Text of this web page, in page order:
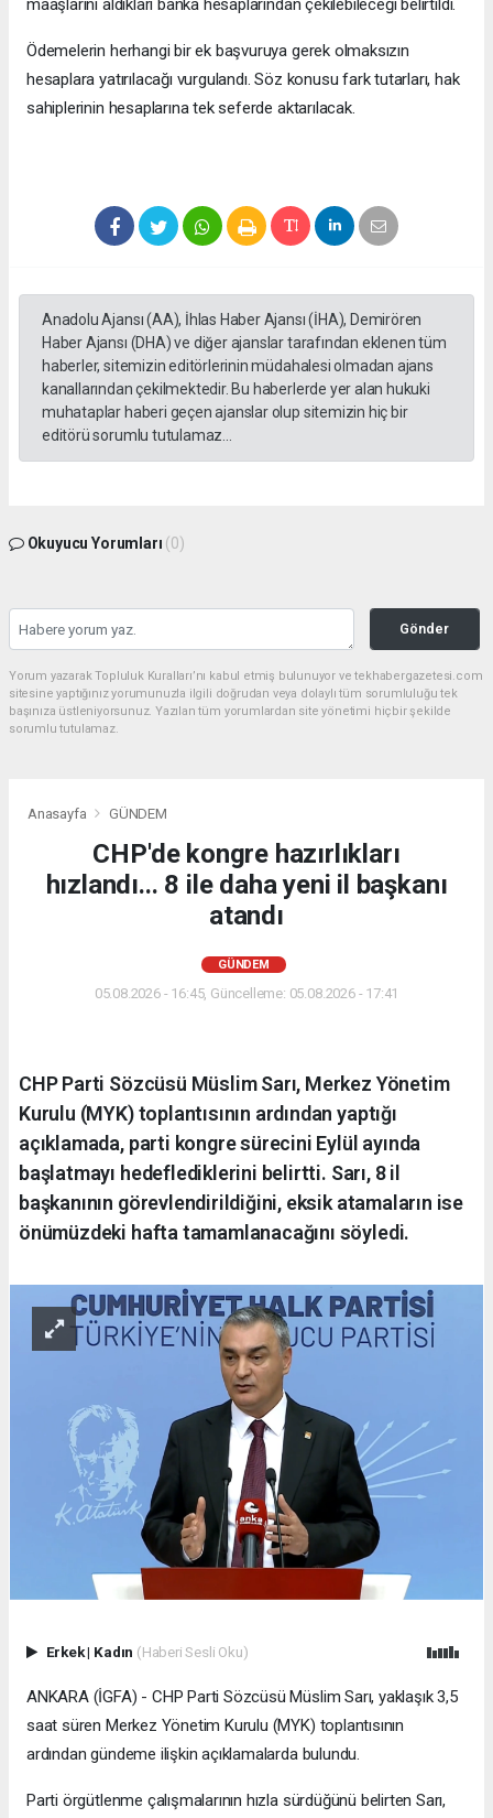
maaşlarını aldıkları banka hesaplarından çekilebileceği belirtildi.
Ödemelerin herhangi bir ek başvuruya gerek olmaksızın
hesaplara yatırılacağı vurgulandı. Söz konusu fark tutarları, hak
sahiplerinin hesaplarına tek seferde aktarılacak.
Anadolu Ajansı (AA), İhlas Haber Ajansı (İHA), Demirören
Haber Ajansı (DHA) ve diğer ajanslar tarafından eklenen tüm
haberler, sitemizin editörlerinin müdahalesi olmadan ajans
kanallarından çekilmektedir. Bu haberlerde yer alan hukuki
muhataplar haberi geçen ajanslar olup sitemizin hiç bir
editörü sorumlu tutulamaz...
Okuyucu Yorumları (0)
Gönder
Yorum yazarak Topluluk Kuralları’nı kabul etmiş bulunuyor ve tekhabergazetesi.com
sitesine yaptığınız yorumunuzla ilgili doğrudan veya dolaylı tüm sorumluluğu tek
başınıza üstleniyorsunuz. Yazılan tüm yorumlardan site yönetimi hiçbir şekilde
sorumlu tutulamaz.
Anasayfa GÜNDEM
CHP'de kongre hazırlıkları
hızlandı... 8 ile daha yeni il başkanı
atandı
GÜNDEM
05.08.2026 - 16:45, Güncelleme: 05.08.2026 - 17:41
CHP Parti Sözcüsü Müslim Sarı, Merkez Yönetim
Kurulu (MYK) toplantısının ardından yaptığı
açıklamada, parti kongre sürecini Eylül ayında
başlatmayı hedeflediklerini belirtti. Sarı, 8 il
başkanının görevlendirildiğini, eksik atamaların ise
önümüzdeki hafta tamamlanacağını söyledi.
Erkek| Kadın (Haberi Sesli Oku)
ANKARA (İGFA) - CHP Parti Sözcüsü Müslim Sarı, yaklaşık 3,5
saat süren Merkez Yönetim Kurulu (MYK) toplantısının
ardından gündeme ilişkin açıklamalarda bulundu.
Parti örgütlenme çalışmalarının hızla sürdüğünü belirten Sarı,